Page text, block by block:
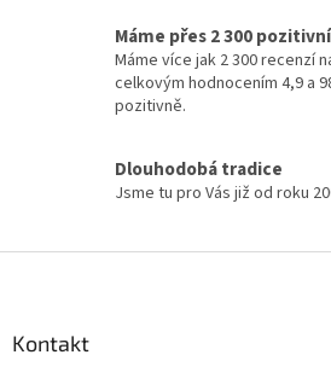
y
v
ý
s
u
Máme přes 2 300
Máme více jak 2 300 recenzí
celkovým hodnocením 4,9 a
pozitivně.
Dlouhodobá tradice
Jsme tu pro Vás již od roku
Kontakt